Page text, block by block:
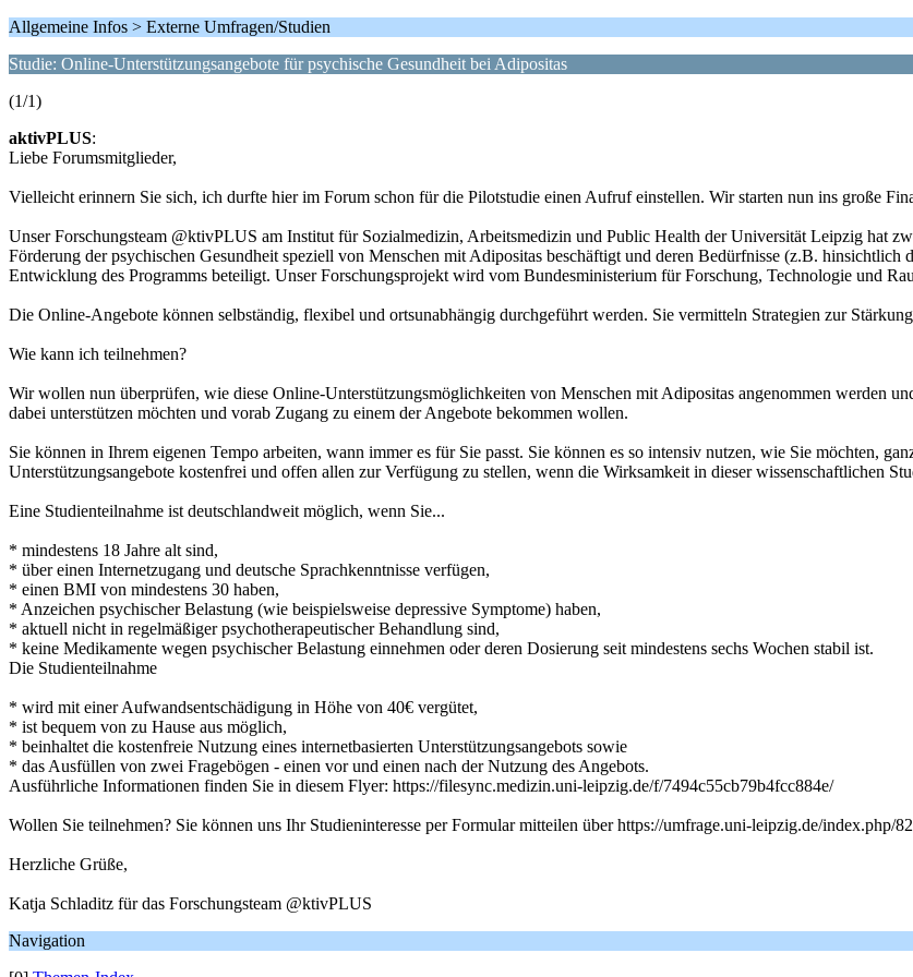
Allgemeine Infos > Externe Umfragen/Studien
Studie: Online-Unterstützungsangebote für psychische Gesundheit bei Adipositas
(1/1)
aktivPLUS:
Liebe Forumsmitglieder,
Vielleicht erinnern Sie sich, ich durfte hier im Forum schon für die Pilotstudie einen Aufruf einstellen. Wir starten nun ins große
Unser Forschungsteam @ktivPLUS am Institut für Sozialmedizin, Arbeitsmedizin und Public Health der Universität Leipzig hat
Förderung der psychischen Gesundheit speziell von Menschen mit Adipositas beschäftigt und deren Bedürfnisse (z.B.
Entwicklung des Programms beteiligt. Unser Forschungsprojekt wird vom Bundesministerium für Forschung, Technologie und
Die Online-Angebote können selbständig, flexibel und ortsunabhängig durchgeführt werden. Sie vermitteln Strategien zur
Wie kann ich teilnehmen?
Wir wollen nun überprüfen, wie diese Online-Unterstützungsmöglichkeiten von Menschen mit Adipositas angenommen werden
dabei unterstützen möchten und vorab Zugang zu einem der Angebote bekommen wollen.
Sie können in Ihrem eigenen Tempo arbeiten, wann immer es für Sie passt. Sie können es so intensiv nutzen, wie Sie möchten,
Unterstützungsangebote kostenfrei und offen allen zur Verfügung zu stellen, wenn die Wirksamkeit in dieser wissenschaftlichen
Eine Studienteilnahme ist deutschlandweit möglich, wenn Sie...
* mindestens 18 Jahre alt sind,
* über einen Internetzugang und deutsche Sprachkenntnisse verfügen,
* einen BMI von mindestens 30 haben,
* Anzeichen psychischer Belastung (wie beispielsweise depressive Symptome) haben,
* aktuell nicht in regelmäßiger psychotherapeutischer Behandlung sind,
* keine Medikamente wegen psychischer Belastung einnehmen oder deren Dosierung seit mindestens sechs Wochen stabil ist.
Die Studienteilnahme
* wird mit einer Aufwandsentschädigung in Höhe von 40€ vergütet,
* ist bequem von zu Hause aus möglich,
* beinhaltet die kostenfreie Nutzung eines internetbasierten Unterstützungsangebots sowie
* das Ausfüllen von zwei Fragebögen - einen vor und einen nach der Nutzung des Angebots.
Ausführliche Informationen finden Sie in diesem Flyer: https://filesync.medizin.uni-leipzig.de/f/7494c55cb79b4fcc884e/
Wollen Sie teilnehmen? Sie können uns Ihr Studieninteresse per Formular mitteilen über https://umfrage.uni-leipzig.de/
Herzliche Grüße,
Katja Schladitz für das Forschungsteam @ktivPLUS
Navigation